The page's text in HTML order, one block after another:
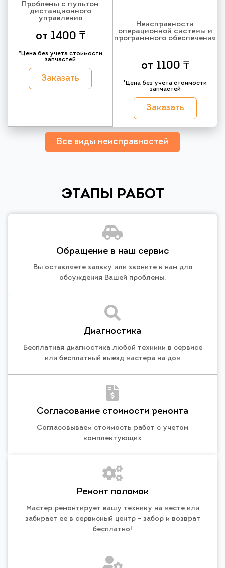
Проблемы с пультом
дистанционного
управления
от 1400 ₸
*Цена без учета стоимости
запчастей
Заказать
Неисправности
операционной системы и
программного обеспечения
от 1100 ₸
*Цена без учета стоимости
запчастей
Заказать
Все виды неисправностей
ЭТАПЫ РАБОТ
Обращение в наш сервис
Вы оставляете заявку или звоните к нам для
обсуждения Вашей проблемы.
Диагностика
Бесплатная диагностика любой техники в сервисе
или бесплатный выезд мастера на дом
Согласование стоимости ремонта
Согласовываем стоимость работ с учетом
комплектующих
Ремонт поломок
Мастер ремонтирует вашу технику на месте или
забирает ее в сервисный центр - забор и возврат
бесплатно!